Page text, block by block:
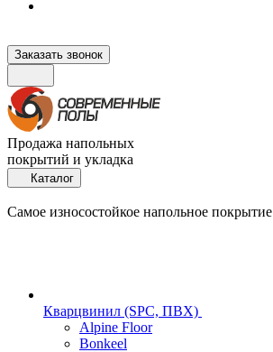
Заказать звонок
Продажа напольных
покрытий и укладка
Каталог
Самое износостойкое напольное покрытие
Кварцвинил (SPC, ПВХ)
Alpine Floor
Bonkeel